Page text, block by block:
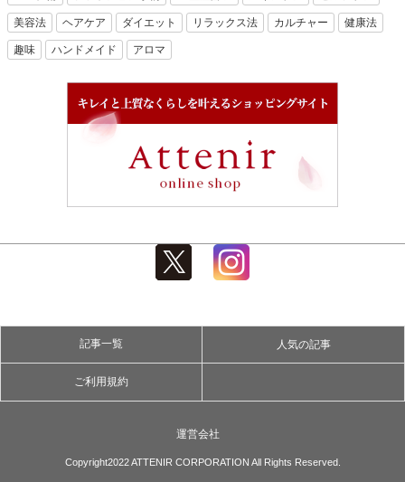
美容法 ヘアケア ダイエット リラックス法 カルチャー 健康法
趣味 ハンドメイド アロマ
記事一覧 人気の記事
ご利用規約
運営会社
Copyright2022 ATTENIR CORPORATION All Rights Reserved.